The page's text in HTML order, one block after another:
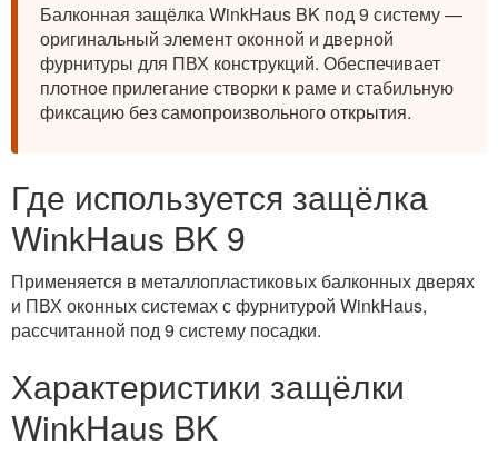
Балконная защёлка WinkHaus BK под 9 систему —
оригинальный элемент оконной и дверной
фурнитуры для ПВХ конструкций. Обеспечивает
плотное прилегание створки к раме и стабильную
фиксацию без самопроизвольного открытия.
Где используется защёлка
WinkHaus BK 9
Применяется в металлопластиковых балконных дверях
и ПВХ оконных системах с фурнитурой WinkHaus,
рассчитанной под 9 систему посадки.
Характеристики защёлки
WinkHaus BK